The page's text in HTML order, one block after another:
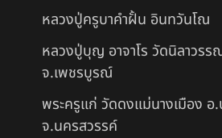
หลวงปู่ครูบาคำฝั้น อินทวันโณ
หลวงปู่บุญ อาจาโร วัดนิลาวรร
จ.เพชรบูรณ์
พระครูแก่ วัดดงแม่นางเมือง
จ.นครสวรรค์